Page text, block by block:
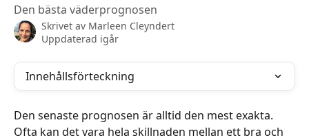
Den bästa väderprognosen
Skrivet av Marleen Cleyndert
Uppdaterad igår
Innehållsförteckning
Den senaste prognosen är alltid den mest exakta.
Ofta kan det vara hela skillnaden mellan ett bra och